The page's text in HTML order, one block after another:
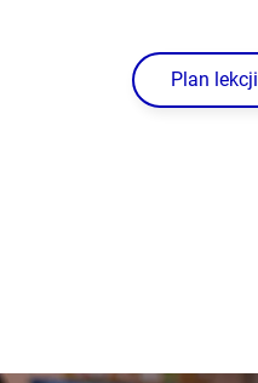
Plan lekcji